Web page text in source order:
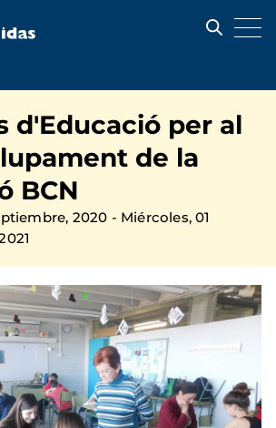
d'Educació per al
de la
BCN
2020 - Miércoles, 01